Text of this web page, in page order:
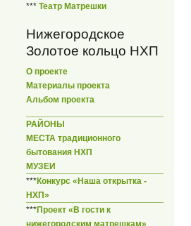
*** Театр Матрешки
Нижегородское
Золотое кольцо НХП
О проекте
Материалы проекта
Альбом проекта
РАЙОНЫ
МЕСТА традиционного
бытования НХП
МУЗЕИ
***Конкурс «Наша открытка -
НХП»
***Проект «В гости к